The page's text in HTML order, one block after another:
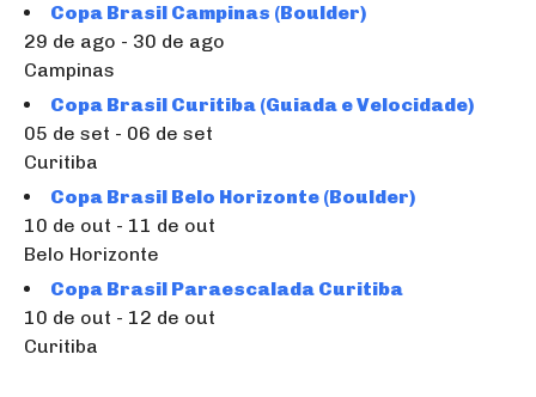
Copa Brasil Campinas (Boulder)
29 de ago - 30 de ago
Campinas
Copa Brasil Curitiba (Guiada e Velocidade)
05 de set - 06 de set
Curitiba
Copa Brasil Belo Horizonte (Boulder)
10 de out - 11 de out
Belo Horizonte
Copa Brasil Paraescalada Curitiba
10 de out - 12 de out
Curitiba